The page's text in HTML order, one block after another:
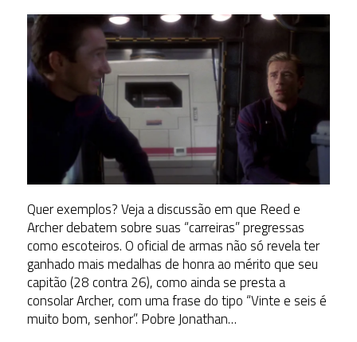
Quer exemplos? Veja a discussão em que Reed e
Archer debatem sobre suas “carreiras” pregressas
como escoteiros. O oficial de armas não só revela ter
ganhado mais medalhas de honra ao mérito que seu
capitão (28 contra 26), como ainda se presta a
consolar Archer, com uma frase do tipo “Vinte e seis é
muito bom, senhor”. Pobre Jonathan…